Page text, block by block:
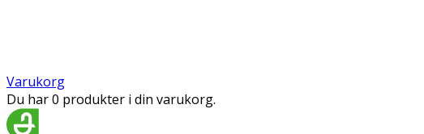
Varukorg
Du har 0 produkter i din varukorg.